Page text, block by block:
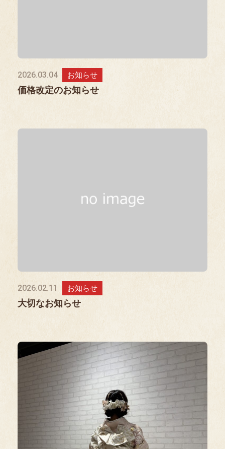
2026.03.04 お知らせ
価格改定のお知らせ
2026.02.11 お知らせ
大切なお知らせ